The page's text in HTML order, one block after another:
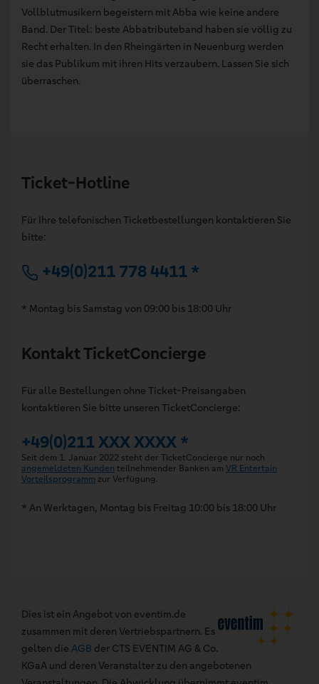
Vollblutmusikern begeistern mit Abba wie keine andere
Band. Der Titel: beste Abbatributeband haben sie völlig zu
Recht erhalten. In den Rheingärten in Neuenburg werden
sie das Publikum mit ihren Hits verzaubern. Lassen Sie sich
überraschen.
Ticket-Hotline
Für Ihre telefonischen Ticketbestellungen kontaktieren Sie
bitte:
+49(0)211 778 4411 *
* Montag bis Samstag von 09:00 bis 18:00 Uhr
Kontakt TicketConcierge
Für alle Bestellungen ohne Ticket-Preisangaben
kontaktieren Sie bitte unseren TicketConcierge:
+49(0)211 XXX XXXX *
Seit dem 1. Januar 2022 steht der TicketConcierge nur noch
angemeldeten Kunden teilnehmender Banken am VR Entertain
Vorteilsprogramm zur Verfügung.
* An Werktagen, Montag bis Freitag 10:00 bis 18:00 Uhr
Dies ist ein Angebot von eventim.de
zusammen mit deren Vertriebspartnern. Es
gelten die AGB der CTS EVENTIM AG & Co.
KGaA und deren Veranstalter zu den angebotenen